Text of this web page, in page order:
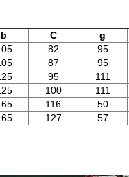
b C g
82 95
87 95
95 111
100 111
116 50
127 57